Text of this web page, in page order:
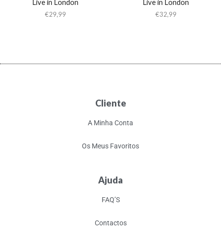
Live in London
€29,99
Live in London
€32,99
Cliente
A Minha Conta
Os Meus Favoritos
Ajuda
FAQ’S
Contactos